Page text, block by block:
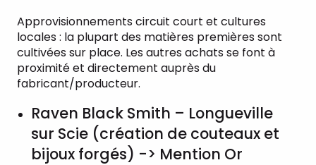
Approvisionnements circuit court et cultures
locales : la plupart des matières premières sont
cultivées sur place. Les autres achats se font à
proximité et directement auprès du
fabricant/producteur.
Raven Black Smith – Longueville
sur Scie (création de couteaux et
bijoux forgés) -> Mention Or